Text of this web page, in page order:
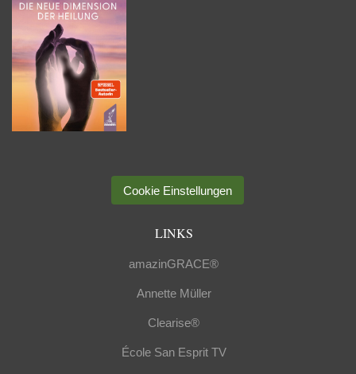
Cookie Einstellungen
LINKS
amazinGRACE®
Annette Müller
Clearise®
École San Esprit TV